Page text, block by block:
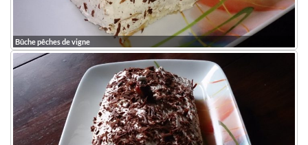
Bûche pêches de vigne